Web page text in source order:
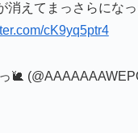
消えてまっさらにな
cK9yq5ptr4
🐌